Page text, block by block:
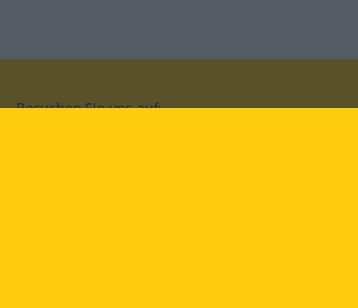
Besuchen Sie uns auf: